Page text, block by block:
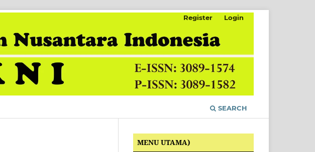
SEARCH
Register Login
MENU UTAMA)